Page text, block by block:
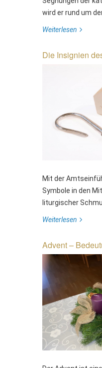
wird er rund um
Weiterlesen
Die Insignien
Mit der
Symbole in den
liturgischer
Weiterlesen
Advent –